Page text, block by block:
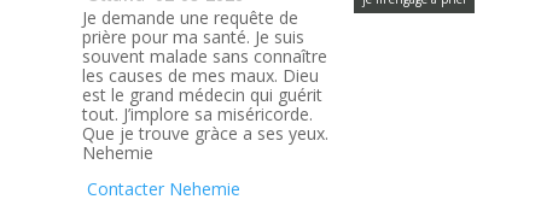
Je demande une requête de
prière pour ma santé. Je suis
souvent malade sans connaître
les causes de mes maux. Dieu
est le grand médecin qui guérit
tout. J’implore sa miséricorde.
Que je trouve gràce a ses yeux.
Nehemie
Contacter Nehemie